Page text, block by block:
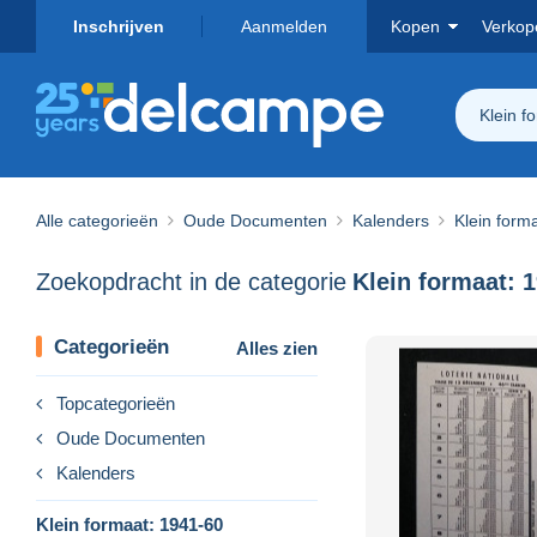
Inschrijven Aanmelden Kopen
Klein
Alle categorieën Oude Documenten Kalenders Klein
Zoekopdracht in de categorie Klein formaat:
Categorieën Alles zien
Topcategorieën
Oude Documenten
Kalenders
Klein formaat: 1941-60